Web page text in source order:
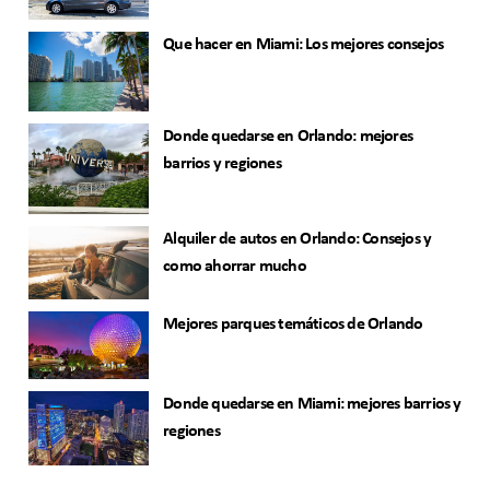
Que hacer en Miami: Los mejores consejos
Donde quedarse en Orlando: mejores
barrios y regiones
Alquiler de autos en Orlando: Consejos y
como ahorrar mucho
Mejores parques temáticos de Orlando
Donde quedarse en Miami: mejores barrios y
regiones